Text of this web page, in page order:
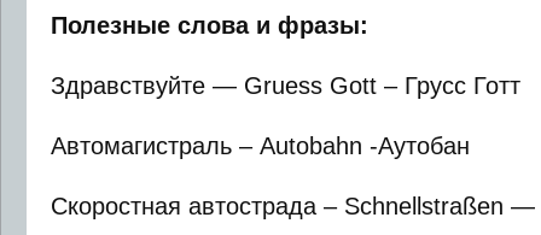
Полезные слова и фразы:
Здравствуйте — Gruess Gott – Грусс Готт
Автомагистраль – Autobahn -Аутобан
Скоростная автострада – Schnellstraßen